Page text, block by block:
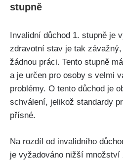
stupně
Invalidní důchod 1. stupně je
zdravotní stav je tak
žádnou práci. Tento stupně
a je určen pro osoby s velmi
problémy. O tento důchod je
schválení, jelikož standardy
přísné.
Na rozdíl od invalidního
je vyžadováno nižší